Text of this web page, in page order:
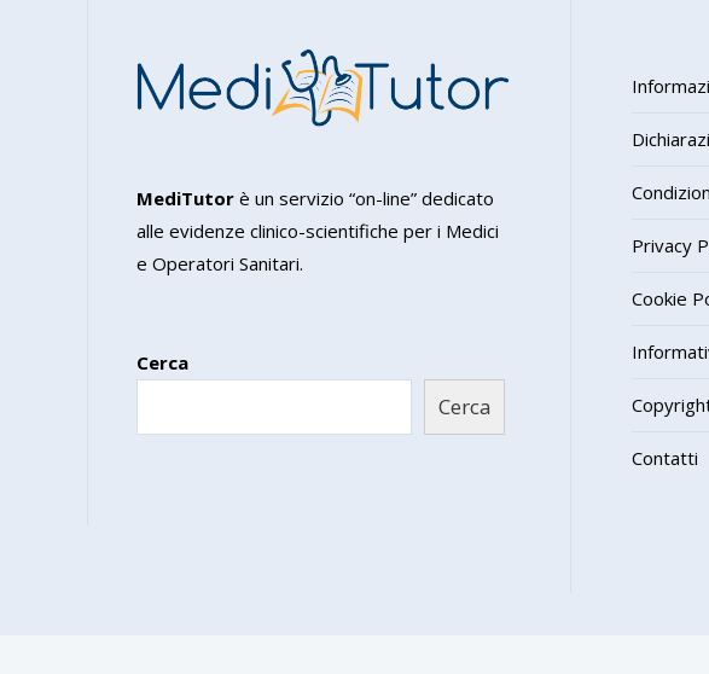
MediTutor è un servizio “on-line” dedicato
alle evidenze clinico-scientifiche per i Medici
e Operatori Sanitari.
Cerca
Cerca
Privacy
Cookie
Contatti